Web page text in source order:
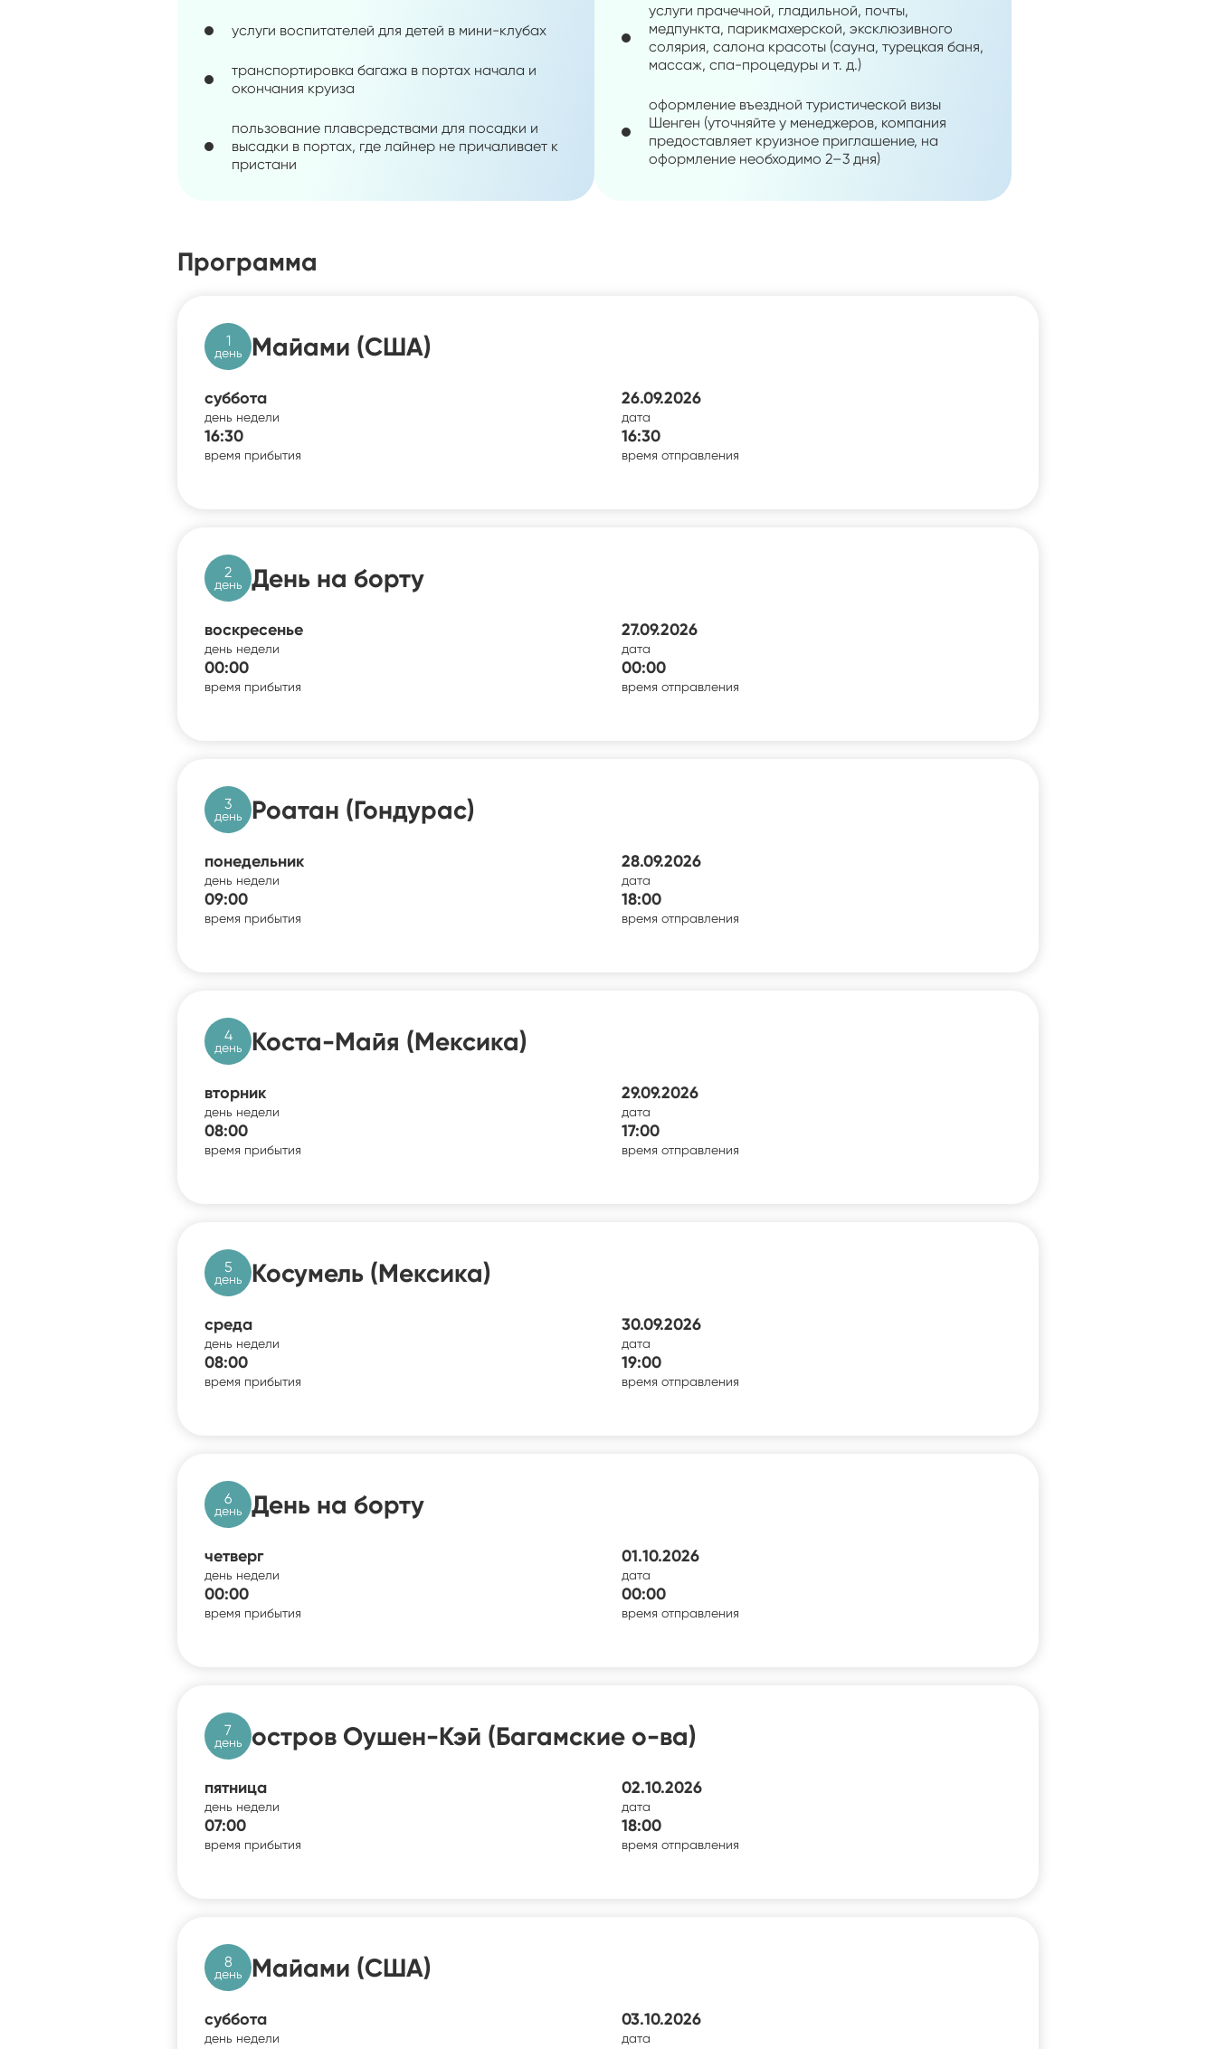
услуги воспитателей для детей в мини-клубах
транспортировка багажа в портах начала и
окончания круиза
пользование плавсредствами для посадки и
высадки в портах, где лайнер не причаливает к
пристани
услуги прачечной, гладильной, почты,
медпункта, парикмахерской, эксклюзивного
солярия, салона красоты (сауна, турецкая баня,
массаж, спа-процедуры и т. д.)
оформление въездной туристической визы
Шенген (уточняйте у менеджеров, компания
предоставляет круизное приглашение, на
оформление необходимо 2–3 дня)
Программа
1
день Майами (США)
суббота
день недели
26.09.2026
дата
16:30
время прибытия
16:30
время отправления
2
день День на борту
воскресенье
день недели
27.09.2026
дата
00:00
время прибытия
00:00
время отправления
3
день Роатан (Гондурас)
понедельник
день недели
28.09.2026
дата
09:00
время прибытия
18:00
время отправления
4
день Коста-Майя (Мексика)
вторник
день недели
29.09.2026
дата
08:00
время прибытия
17:00
время отправления
5
день Косумель (Мексика)
среда
день недели
30.09.2026
дата
08:00
время прибытия
19:00
время отправления
6
день День на борту
четверг
день недели
01.10.2026
дата
00:00
время прибытия
00:00
время отправления
7
день остров Оушен-Кэй (Багамские о-ва)
пятница
день недели
02.10.2026
дата
07:00
время прибытия
18:00
время отправления
8
день Майами (США)
суббота
день недели
03.10.2026
дата